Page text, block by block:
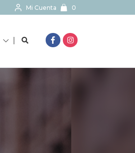
Mi Cuenta 0
BUSCAR...